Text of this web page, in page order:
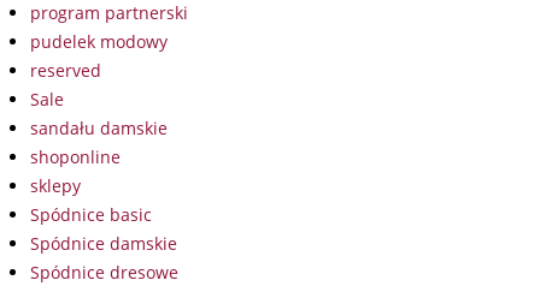
program partnerski
pudelek modowy
reserved
Sale
sandału damskie
shoponline
sklepy
Spódnice basic
Spódnice damskie
Spódnice dresowe